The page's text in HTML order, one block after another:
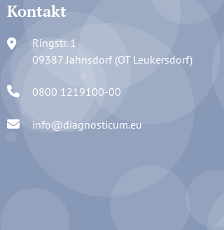
Kontakt
Ringstr. 1
09387 Jahnsdorf (OT Leukersdorf)
0800 1219100-00
info@diagnosticum.eu